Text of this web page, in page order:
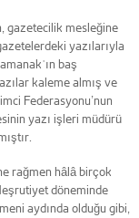
gazetecilik mesleğine
yazılarıyla
baş
kaleme almış ve
Federasyonu’nun
yazı işleri müdürü
rağmen hâlâ birçok
döneminde
aydında olduğu gibi,